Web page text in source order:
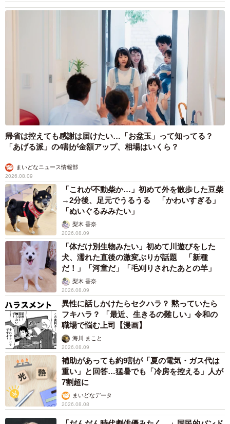
帰省は控えても感謝は届けたい…「お盆玉」って知ってる？
「あげる派」の4割が金額アップ、相場はいくら？
まいどなニュース情報部
2026.08.09
「これが不動柴か…」初めて外を散歩した豆柴
→2分後、足元でうるうる 「かわいすぎる」
「ぬいぐるみみたい」
梨木 香奈
2026.08.09
「体だけ別生物みたい」初めて川遊びをした
犬、濡れた直後の激変ぶりが話題 「新種
だ！」「河童だ」「毛刈りされたあとの羊」
梨木 香奈
2026.08.09
異性に話しかけたらセクハラ？ 黙っていたら
フキハラ？ 「最近、生きるの難しい」令和の
職場で悩む上司【漫画】
海川 まこと
2026.08.09
補助があっても約9割が「夏の電気・ガス代は
重い」と回答…猛暑でも「冷房を控える」人が
7割超に
まいどなデータ
2026.08.08